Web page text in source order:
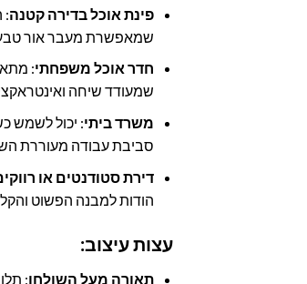
פינת אוכל בדירה קטנה:
שמאפשרת מעבר אור
חדר אוכל משפחתי:
שמעודד שיחה
משרד ביתי: יכול לשמש
סביבת עבודה מעוררת
דירת סטודנטים או
הודות למבנה הפשוט והקל
עצות עיצוב:
תאורה מעל השולחן: